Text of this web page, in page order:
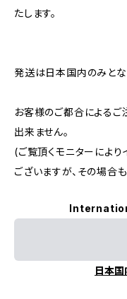
たします。
発送は日本国内のみとな
お客様のご都合によるご
出来ません。
(ご覧頂くモニターによ
ございますが、その場合
日本